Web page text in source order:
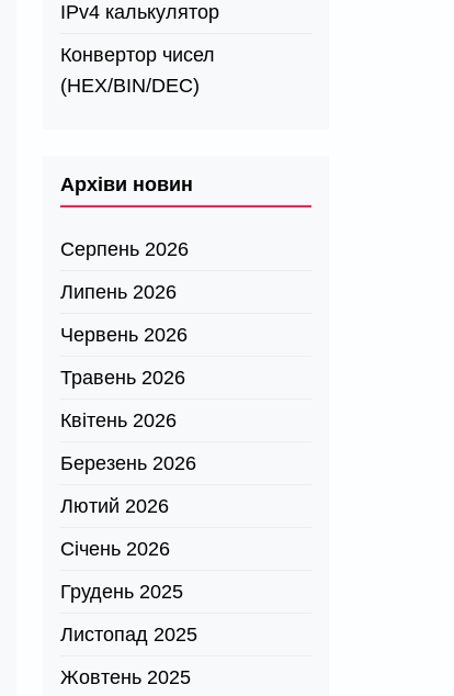
IPv4 калькулятор
Конвертор чисел
(HEX/BIN/DEC)
Архіви новин
Серпень 2026
Липень 2026
Червень 2026
Травень 2026
Квітень 2026
Березень 2026
Лютий 2026
Січень 2026
Грудень 2025
Листопад 2025
Жовтень 2025